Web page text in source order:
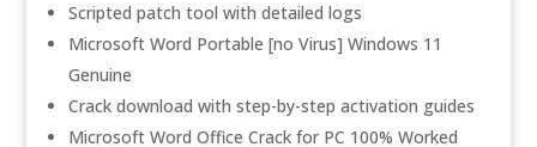
Scripted patch tool with detailed logs
Microsoft Word Portable [no Virus] Windows 11
Genuine
Crack download with step-by-step activation guides
Microsoft Word Office Crack for PC 100% Worked